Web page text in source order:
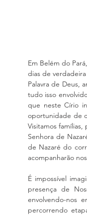
Em Belém do
dias de
Palavra de Deus,
tudo isso
que neste Círio
oportunidade de
Visitamos
Senhora de
de Nazaré do
acompanharão
É impossível
presença de
envolvendo-nos
percorrendo